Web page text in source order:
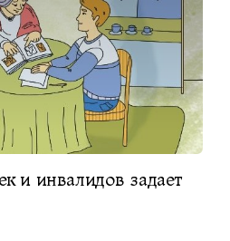
и инвалидов задает